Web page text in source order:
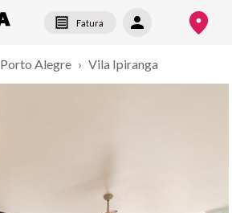
Fatura
Porto Alegre › Vila Ipiranga